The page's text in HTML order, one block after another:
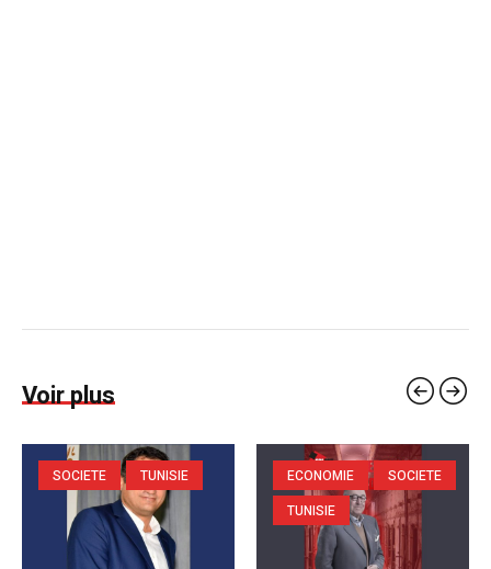
Voir plus
SOCIETE TUNISIE ECONOMIE
SOCIETE
TUNISIE